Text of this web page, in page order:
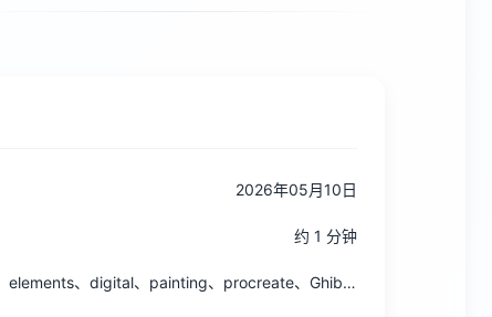
2026年05月10日
约 1 分钟
brushes、plant、style、elements、digital、painting、procreate、Ghibli、nature